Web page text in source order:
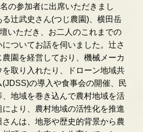
の参加者に出席いただきまし
辻武史さん(つじ農園)、横田岳
いただき、お二人のこれまでの
ついてお話を伺いました。辻さ
園を経営しており、機械メーカ
取り入れたり、ドローン地域共
の導入や食事会の開催、民
地域を巻き込んで農村地域を活
より、農村地域の活性化を推進
んは、地形や歴史的背景から農